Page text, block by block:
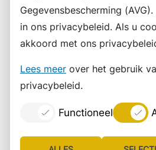
Gegevensbescherming
in ons privacybeleid. Als u
akkoord met ons
Lees meer over het gebruik
privacybeleid.
Functioneel